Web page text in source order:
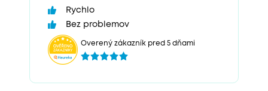
Rychlo
Bez problemov
Overený zákazník pred 5 dňami